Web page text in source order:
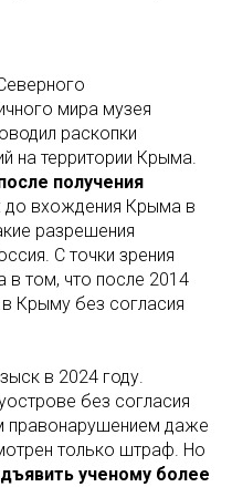
мира музея
раскопки
на территории Крыма.
получения
: до вхождения Крыма в
разрешения
С точки зрения
в том, что после 2014
Крыму без согласия
в 2024 году.
без согласия
правонарушением даже
только штраф. Но
ученому более